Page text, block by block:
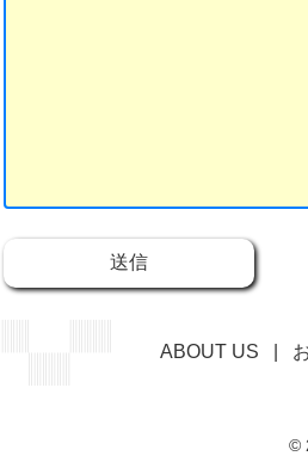
ABOUT US
©